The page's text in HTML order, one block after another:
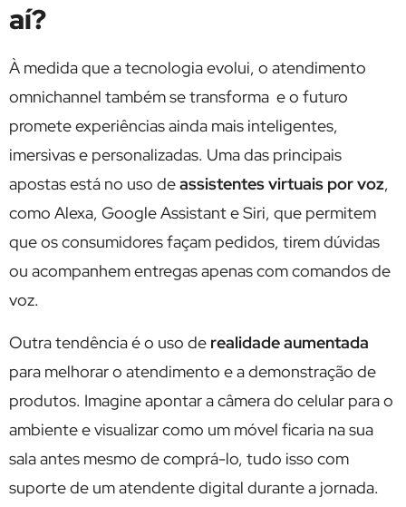
aí?
À medida que a tecnologia evolui, o atendimento
omnichannel também se transforma e o futuro
promete experiências ainda mais inteligentes,
imersivas e personalizadas. Uma das principais
apostas está no uso deassistentes virtuais por voz,
como Alexa, Google Assistant e Siri, que permitem
que os consumidores façam pedidos, tirem dúvidas
ou acompanhem entregas apenas com comandos de
voz.
Outra tendência é o uso de realidade aumentada
para melhorar o atendimento e a demonstração de
produtos. Imagine apontar a câmera do celular para o
ambiente e visualizar como um móvel ficaria na sua
sala antes mesmo de comprá-lo, tudo isso com
suporte de um atendente digital durante a jornada.